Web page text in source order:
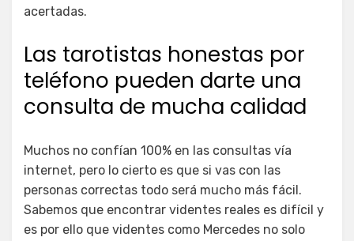
acertadas.
Las tarotistas honestas por
teléfono pueden darte una
consulta de mucha calidad
Muchos no confían 100% en las consultas vía
internet, pero lo cierto es que si vas con las
personas correctas todo será mucho más fácil.
Sabemos que encontrar videntes reales es difícil y
es por ello que videntes como Mercedes no solo